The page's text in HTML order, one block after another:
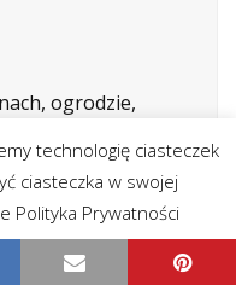
ogrodzie,
wiedzą i
zieleni, tworzeniu
harmonii
Jego treści
technologię ciasteczek
ciasteczka w swojej
Polityka Prywatności
- przeczytaj